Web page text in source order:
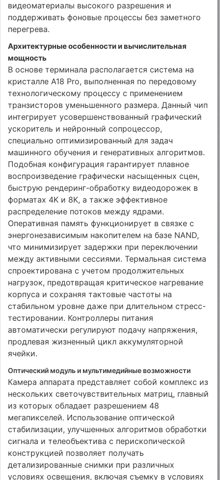
видеоматериалы высокого разрешения и
поддерживать фоновые процессы без заметного
перегрева.
Архитектурные особенности и вычислительная
мощность
В основе терминала располагается система на
кристалле A18 Pro, выполненная по передовому
технологическому процессу с применением
транзисторов уменьшенного размера. Данный чип
интегрирует усовершенствованный графический
ускоритель и нейронный сопроцессор,
специально оптимизированный для задач
машинного обучения и генеративных алгоритмов.
Подобная конфигурация гарантирует плавное
воспроизведение графически насыщенных сцен,
быструю рендеринг-обработку видеодорожек в
форматах 4K и 8K, а также эффективное
распределение потоков между ядрами.
Оперативная память функционирует в связке с
энергонезависимым накопителем на базе NAND,
что минимизирует задержки при переключении
между активными сессиями. Термальная система
спроектирована с учетом продолжительных
нагрузок, предотвращая критическое нагревание
корпуса и сохраняя тактовые частоты на
стабильном уровне даже при длительном стресс-
тестировании. Контроллеры питания
автоматически регулируют подачу напряжения,
продлевая жизненный цикл аккумуляторной
ячейки.
Оптический модуль и мультимедийные возможности
Камера аппарата представляет собой комплекс из
нескольких светочувствительных матриц, главный
из которых обладает разрешением 48
мегапикселей. Использование оптической
стабилизации, улучшенных алгоритмов обработки
сигнала и телеобъектива с перископической
конструкцией позволяет получать
детализированные снимки при различных
условиях освещения, включая съемку в условиях